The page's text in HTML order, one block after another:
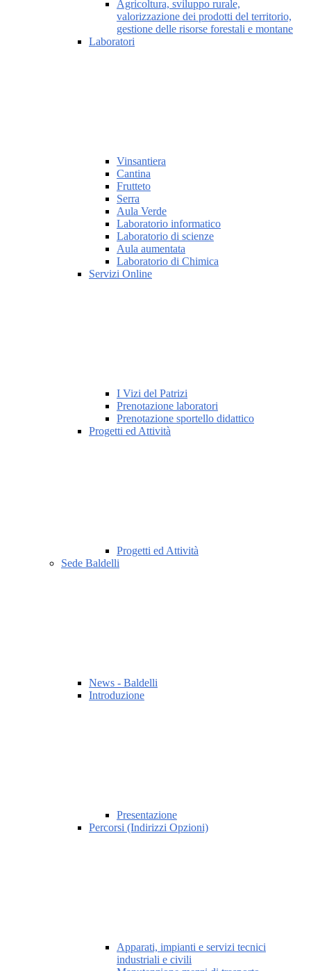
Agricoltura, sviluppo rurale,
valorizzazione dei prodotti del territorio,
gestione delle risorse forestali e montane
Laboratori
Vinsantiera
Cantina
Frutteto
Serra
Aula Verde
Laboratorio informatico
Laboratorio di scienze
Aula aumentata
Laboratorio di Chimica
Servizi Online
I Vizi del Patrizi
Prenotazione laboratori
Prenotazione sportello didattico
Progetti ed Attività
Progetti ed Attività
Sede Baldelli
News - Baldelli
Introduzione
Presentazione
Percorsi (Indirizzi Opzioni)
Apparati, impianti e servizi tecnici
industriali e civili